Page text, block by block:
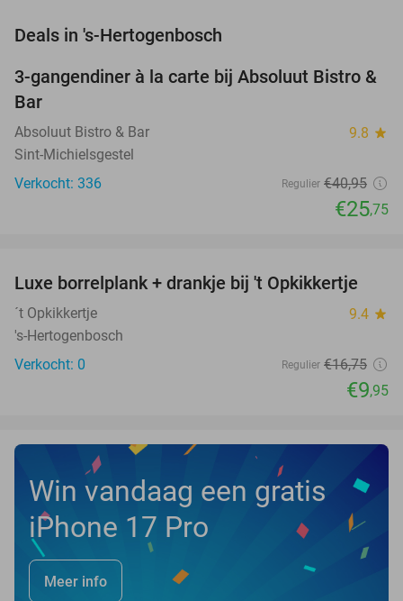
Deals in 's-Hertogenbosch
37%
3-gangendiner à la carte bij Absoluut Bistro &
Bar
Absoluut Bistro & Bar 9.8 star
Sint-Michielsgestel
Verkocht: 336
Regulier €40,95
€25,75
41%
TODAY
Luxe borrelplank + drankje bij 't Opkikkertje
´t Opkikkertje 9.4 star
's-Hertogenbosch
Verkocht: 0
Regulier €16,75
€9,95
Win vandaag een gratis
iPhone 17 Pro
Meer info